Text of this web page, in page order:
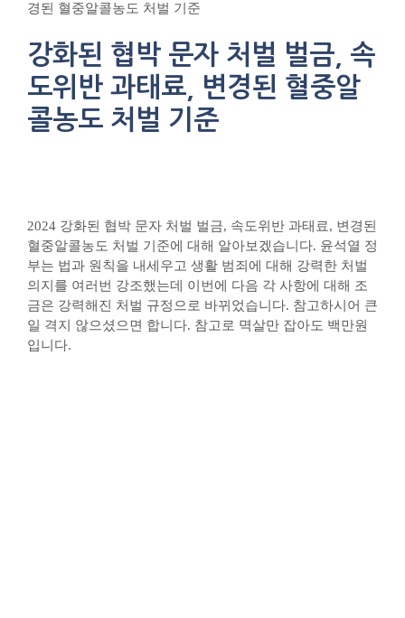
경된 혈중알콜농도 처벌 기준
강화된 협박 문자 처벌 벌금, 속
도위반 과태료, 변경된 혈중알
콜농도 처벌 기준
2024 강화된 협박 문자 처벌 벌금, 속도위반 과태료, 변경된
혈중알콜농도 처벌 기준에 대해 알아보겠습니다. 윤석열 정
부는 법과 원칙을 내세우고 생활 범죄에 대해 강력한 처벌
의지를 여러번 강조했는데 이번에 다음 각 사항에 대해 조
금은 강력해진 처벌 규정으로 바뀌었습니다. 참고하시어 큰
일 격지 않으셨으면 합니다. 참고로 멱살만 잡아도 백만원
입니다.